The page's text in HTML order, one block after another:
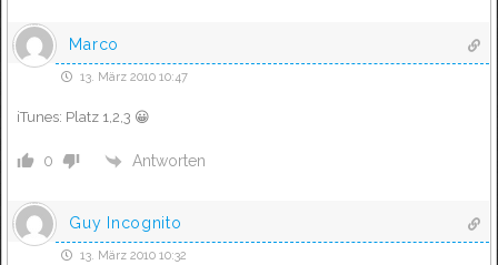
Marco
13. März 2010 10:47
iTunes: Platz 1,2,3 😀
0 Antworten
Guy Incognito
13. März 2010 10:32